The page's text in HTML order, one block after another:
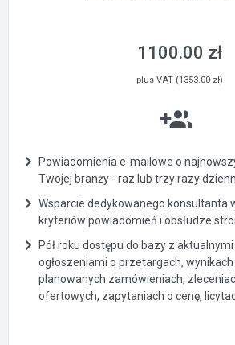
1100.00 zł
plus VAT (1353.00 zł)
Powiadomienia e-mailowe o
Twojej branży - raz lub trzy razy
Wsparcie dedykowanego konsultanta
kryteriów powiadomień i obsłudze
Pół roku dostępu do bazy z
ogłoszeniami o przetargach,
planowanych zamówieniach,
ofertowych, zapytaniach o cenę,